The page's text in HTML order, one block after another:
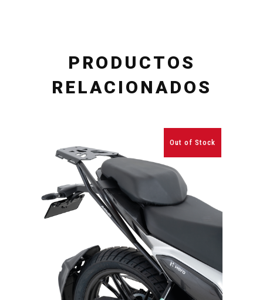
PRODUCTOS
RELACIONADOS
Out of Stock